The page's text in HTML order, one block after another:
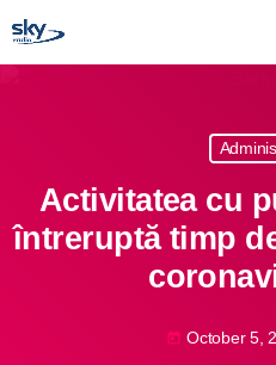
Info-Util
Activitatea cu
întreruptă timp
today October 5,